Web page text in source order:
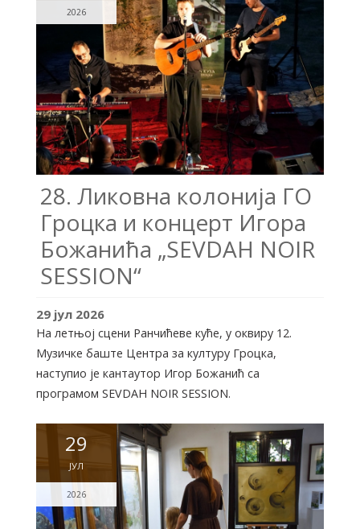
2026
28. Ликовна колонија ГО
Гроцка и концерт Игора
Божанића „SEVDAH NOIR
SESSION“
29 јул 2026
На летњој сцени Ранчићеве куће, у оквиру 12.
Музичке баште Центра за културу Гроцка,
наступио је кантаутор Игор Божанић са
програмом SEVDAH NOIR SESSION.
29
ЈУЛ
2026